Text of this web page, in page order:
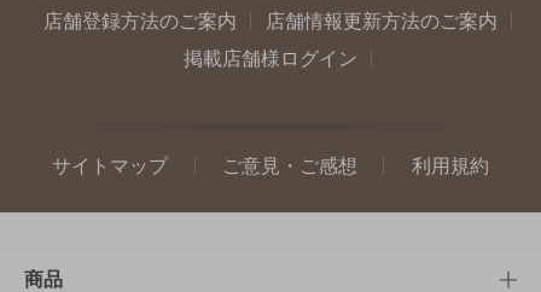
店舗登録方法のご案内
店舗情報更新方法のご案内
掲載店舗様ログイン
サイトマップ ご意見・ご感想 利用規約
商品